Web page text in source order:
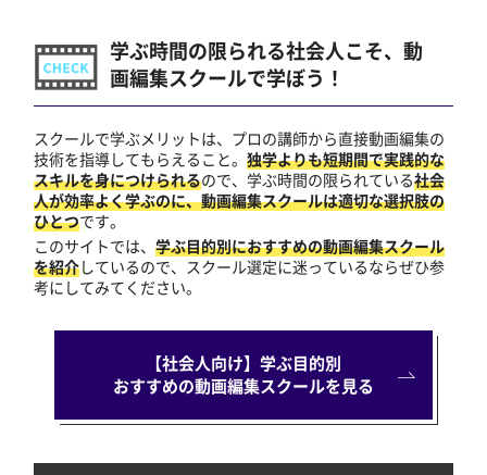
学ぶ時間の限られる社会人こそ、動
画編集スクールで学ぼう！
スクールで学ぶメリットは、プロの講師から直接動画編集の
技術を指導してもらえること。 独学よりも短期間で実践的な
スキルを身につけられるので、学ぶ時間の限られている社会
人が効率よく学ぶのに、動画編集スクールは適切な選択肢の
ひとつです。
このサイトでは、 学ぶ目的別におすすめの動画編集スクール
を紹介しているので、スクール選定に迷っているならぜひ参
考にしてみてください。
【社会人向け】学ぶ目的別
おすすめの動画編集スクールを見る